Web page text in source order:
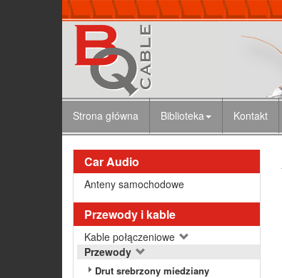
Strona główna Biblioteka Kontakt
Car Audio
Anteny samochodowe
Przewody i kable
Kable połączeniowe
Przewody
Drut srebrzony miedziany